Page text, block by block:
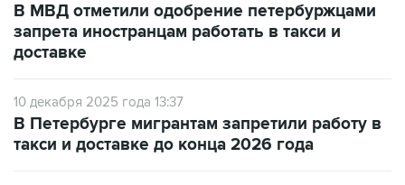
В МВД отметили одобрение петербуржцами
запрета иностранцам работать в такси и
доставке
10 декабря 2025 года 13:37
В Петербурге мигрантам запретили работу в
такси и доставке до конца 2026 года